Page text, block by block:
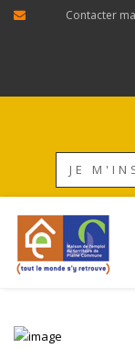
Contacter
JE